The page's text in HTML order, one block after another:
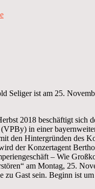
Seliger ist am 25.
2018 beschäftigt sich
in einer
den Hintergründen des
der Konzertagent
– Wie
am Montag, 25.
zu Gast sein. Beginn ist